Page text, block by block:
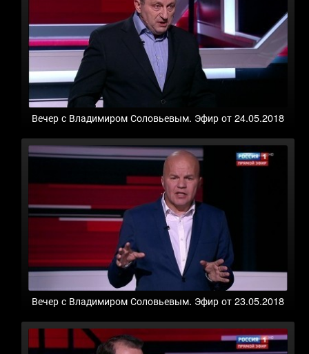
Вечер с Владимиром Соловьевым. Эфир от 24.05.2018
Вечер с Владимиром Соловьевым. Эфир от 23.05.2018